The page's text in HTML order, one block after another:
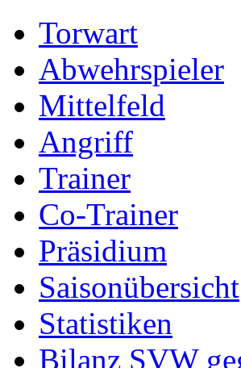
Torwart
Abwehrspieler
Mittelfeld
Angriff
Trainer
Co-Trainer
Präsidium
Saisonübersicht
Statistiken
Bilanz SVW